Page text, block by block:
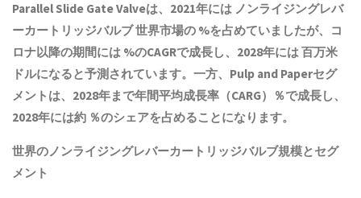
Parallel Slide Gate Valveは、2021年には ノンライジングレバ
ーカートリッジバルブ 世界市場の %を占めていましたが、コ
ロナ以降の期間には %のCAGRで成長し、2028年には 百万米
ドルになると予測されています。一方、Pulp and Paperセグ
メントは、2028年まで年間平均成長率（CARG）％で成長し、
2028年には約 ％のシェアを占めることになります。
世界のノンライジングレバーカートリッジバルブ規模とセグ
メント